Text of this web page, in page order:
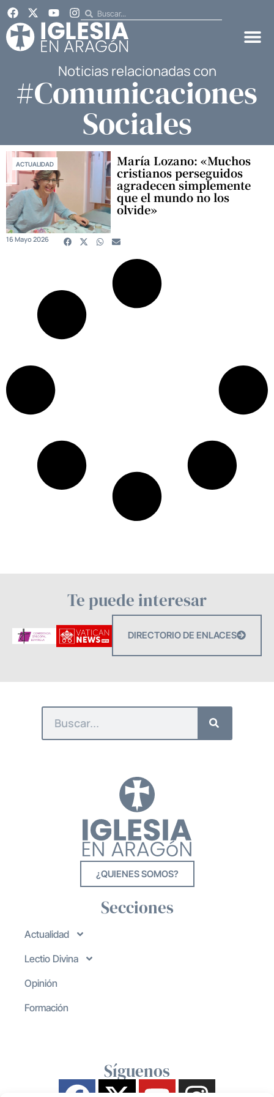
Noticias relacionadas con
#Comunicaciones
Sociales
ACTUALIDAD María Lozano: «Muchos
cristianos perseguidos
agradecen simplemente
que el mundo no los
olvide»
16 Mayo 2026
Te puede interesar
DIRECTORIO DE ENLACES
¿QUIENES SOMOS?
Secciones
Actualidad
Lectio Divina
Opinión
Formación
Síguenos